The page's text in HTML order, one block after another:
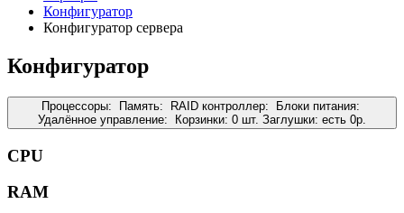
Конфигуратор
Конфигуратор сервера
Конфигуратор
Процессоры: Память: RAID контроллер:
Блоки питания:
Удалённое управление:
Корзинки: 0 шт. Заглушки: есть 0р.
CPU
RAM